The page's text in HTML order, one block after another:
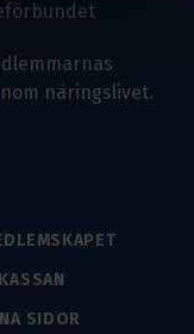
näringslivet.
SIDOR